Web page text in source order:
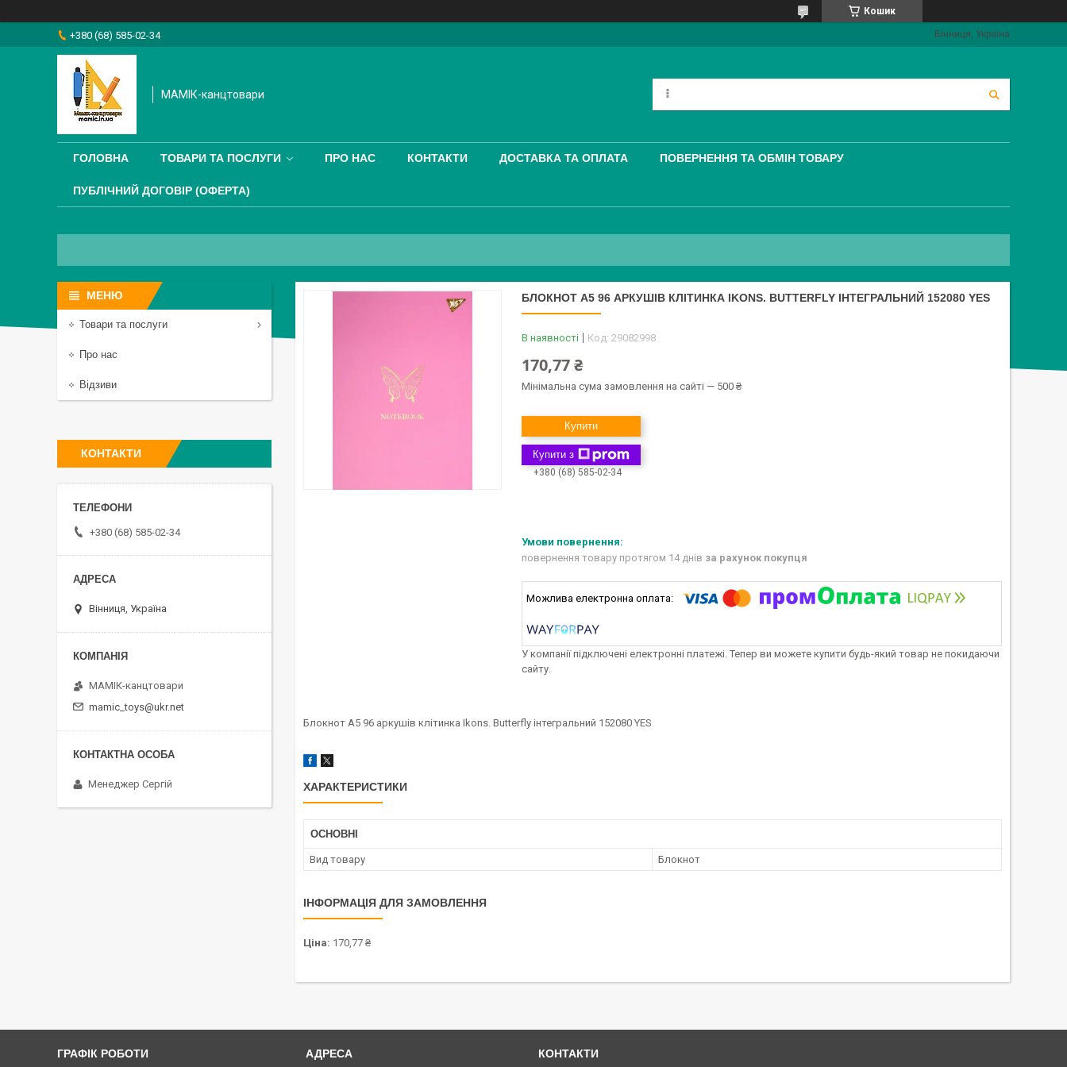
Кошик
+380 (68) 585-02-34 Вінниця, Україна
МАМІК-канцтовари
ГОЛОВНА ТОВАРИ ТА ПОСЛУГИ ПРО НАС КОНТАКТИ ДОСТАВКА ТА ОПЛАТА ПОВЕРНЕННЯ ТА ОБМІН ТОВАРУ
ПУБЛІЧНИЙ ДОГОВІР (ОФЕРТА)
БЛОКНОТ A5 96 АРКУШІВ КЛІТИНКА IKONS. BUTTERFLY ІНТЕГРАЛЬНИЙ 152080 YES
В наявності Код: 29082998
170,77 ₴
Мінімальна сума замовлення на сайті — 500 ₴
Купити
Купити з
+380 (68) 585-02-34
повернення товару протягом 14 днів за рахунок покупця
У компанії підключені електронні платежі. Тепер ви можете купити будь-який товар не покидаючи
сайту.
Блокнот A5 96 аркушів клітинка Ikons. Butterfly інтегральний 152080 YES
ХАРАКТЕРИСТИКИ
ОСНОВНІ
Вид товару Блокнот
ІНФОРМАЦІЯ ДЛЯ ЗАМОВЛЕННЯ
Ціна: 170,77 ₴
Товари та послуги
Про нас
Відзиви
КОНТАКТИ
+380 (68) 585-02-34
Вінниця, Україна
МАМІК-канцтовари
mamic_toys@ukr.net
Менеджер Сергій
ГРАФІК РОБОТИ